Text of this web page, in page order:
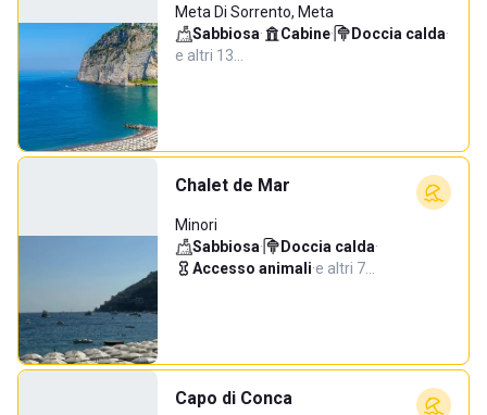
Meta Di Sorrento, Meta
Sabbiosa· Cabine· Doccia calda·
e altri 13…
Chalet de Mar
Minori
Sabbiosa· Doccia calda·
Accesso animali·e altri 7…
Capo di Conca